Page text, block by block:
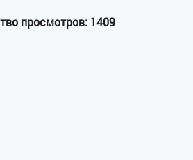
просмотров: 1409